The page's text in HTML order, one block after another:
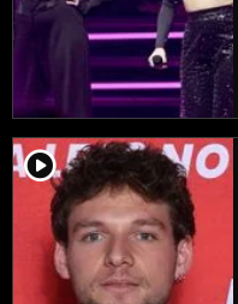
player2